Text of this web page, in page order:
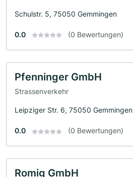
Schulstr. 5, 75050 Gemmingen
0.0 (0 Bewertungen)
Pfenninger GmbH
Strassenverkehr
Leipziger Str. 6, 75050 Gemmingen
0.0 (0 Bewertungen)
Romig GmbH